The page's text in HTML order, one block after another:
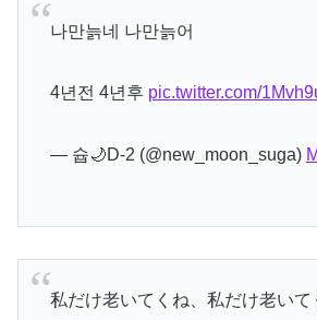
나만늙네 나만늙어
4년전 4년후 pic.twitter.com/
— 슙🌙D-2 (@new_moon_suga)
私だけ老いてくね、私だけ老いて